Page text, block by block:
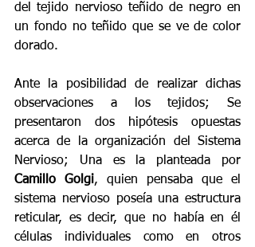
del tejido nervioso teñido de negro en
un fondo no teñido que se ve de color
dorado.
Ante la posibilidad de realizar dichas
observaciones a los tejidos; Se
presentaron dos hipótesis opuestas
acerca de la organización del Sistema
Camillo Golgi, quien pensaba que el
sistema nervioso poseía una estructura
reticular, es decir, que no había en él
células individuales como en otros